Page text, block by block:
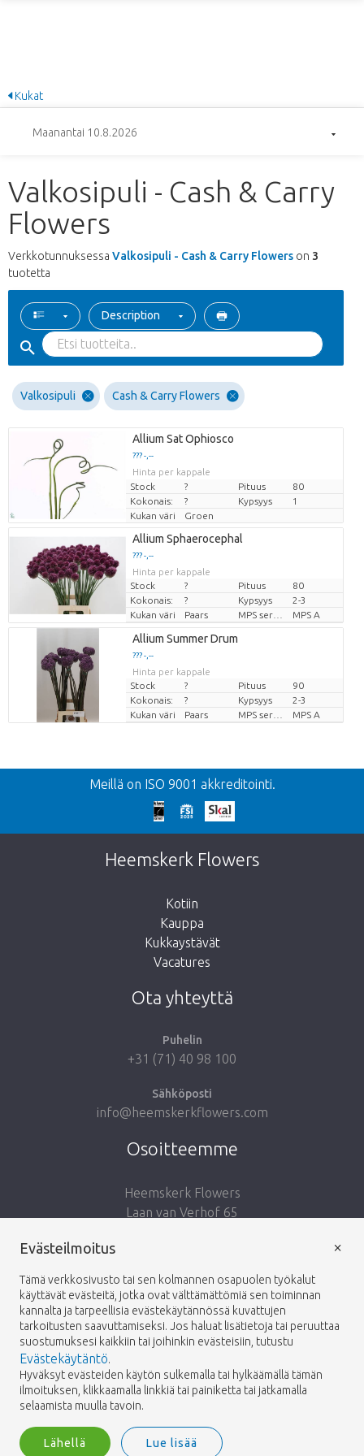
Kukat
Maanantai 10.8.2026
Valkosipuli - Cash & Carry
Flowers
Verkkotunnuksessa Valkosipuli - Cash & Carry Flowers on 3
tuotetta
Description
Valkosipuli Cash & Carry Flowers
Allium Sat Ophiosco
??? -,--
Hinta per kappale
Stock
? Pituus
80
Kokonais:
? Kypsyys
1
Kukan väri
Groen
Allium Sphaerocephal
??? -,--
Hinta per kappale
Stock
? Pituus
80
Kokonais:
? Kypsyys
2-3
Kukan väri
Paars MPS A
Allium Summer Drum
??? -,--
Hinta per kappale
Stock
? Pituus
90
Kokonais:
? Kypsyys
2-3
Kukan väri
Paars MPS A
Takaisin
Liian myöhäistä!
Valitettavasti tämä tuote on loppuunmyyty.
Vie minut takaisin kauppaan
Meillä on ISO 9001 akkreditointi.
Heemskerk Flowers
Kotiin
Kauppa
Kukkaystävät
Vacatures
Ota yhteyttä
Puhelin
+31 (71) 40 98 100
Sähköposti
info@heemskerkflowers.com
Osoitteemme
Heemskerk Flowers
Laan van Verhof 65
Netherlands
Seuraa meitä:
© 2026 -Heemskerk Flowers
Heemskerk Flowers is a trading name of BGH A.Heemskerk AZN b.v.
Evästeilmoitus
Tämä verkkosivusto tai sen kolmannen osapuolen työkalut
käyttävät evästeitä, jotka ovat välttämättömiä sen toiminnan
kannalta ja tarpeellisia evästekäytännössä kuvattujen
tarkoitusten saavuttamiseksi. Jos haluat lisätietoja tai peruuttaa
suostumuksesi kaikkiin tai joihinkin evästeisiin, tutustu
Evästekäytäntö.
Hyväksyt evästeiden käytön sulkemalla tai hylkäämällä tämän
ilmoituksen, klikkaamalla linkkiä tai painiketta tai jatkamalla
selaamista muulla tavoin.
Lähellä Lue lisää
×